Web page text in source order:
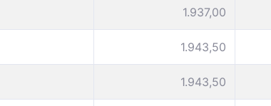
1.937,00
1.943,50
1.943,50